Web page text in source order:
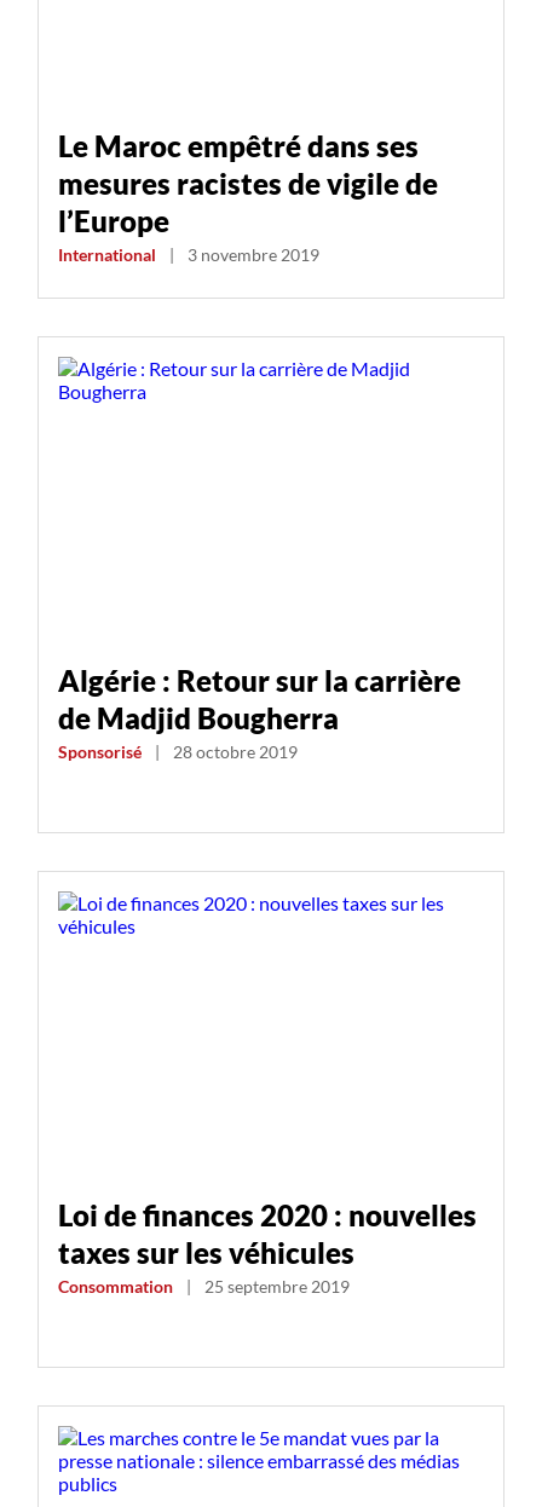
Le Maroc empêtré dans ses
mesures racistes de vigile de
l’Europe
International | 3 novembre 2019
Algérie : Retour sur la carrière
de Madjid Bougherra
Sponsorisé | 28 octobre 2019
Loi de finances 2020 : nouvelles
taxes sur les véhicules
Consommation | 25 septembre 2019